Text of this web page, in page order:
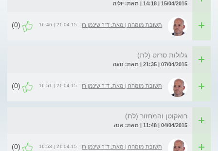
15/04/2015 | 14:18 | מאת: יוליה
תשובת מומחה | מאת: ד"ר שינמן רון 21.04.15 | 16:46
(0)
גלולות סרזט (לת)
07/04/2015 | 21:35 | מאת: נועה
תשובת מומחה | מאת: ד"ר שינמן רון 21.04.15 | 16:51
(0)
רואקוטן והמחזור (לת)
04/04/2015 | 11:48 | מאת: אנה
תשובת מומחה | מאת: ד"ר שינמן רון 21.04.15 | 16:53
(0)